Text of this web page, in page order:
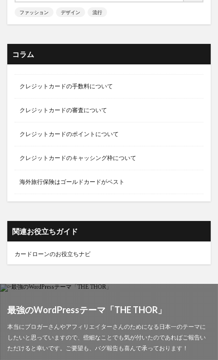
ファッション デザイン 流行
コラム
クレジットカードの手数料について
クレジットカードの審査について
クレジットカードのポイントについて
クレジットカードのキャッシング枠について
海外旅行保険はゴールドカードがベスト
関連お役立ちガイド
カードローンのお役立ちナビ
最強のWordPressテーマ「THE THOR」
本当にブロガーさんやアフィリエイターさんのためになる日本一のテーマに
したいと思っていますので、些細なことでも気が付いたのであればご報告い
ただけると幸いです。ご要望も、バグ報告も喜んで承っております！